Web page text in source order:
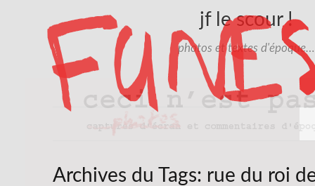
jf le scour !
photos et textes d'époque…
Archives du Tags: rue du roi